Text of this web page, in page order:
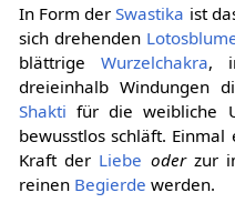
In Form derSwastika ist
sich drehenden
blättrigeWurzelchakra,
dreieinhalb Windungen
Shakti für die weibliche
bewusstlos schläft.
Kraft der Liebe oderzur
reinen Begierde werden.